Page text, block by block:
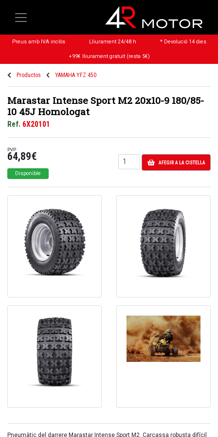
Preus amb IVA inclòs Lliurament 24/48 h * Devolució 14 dies
+99€ lliurament gratuït (resta 5€)
Productos YAMAHA YFZ 450
Marastar Intense Sport M2 20x10-9 180/85-
10 45J Homologat
Ref. 6X20101
PVP
64,89€
Disponible
AFEGIR A LA CISTELLA
Pneumàtic del darrere Marastar Intense Sport M2. Carcassa robusta difícil